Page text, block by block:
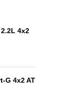
4x2
G 4x2 AT